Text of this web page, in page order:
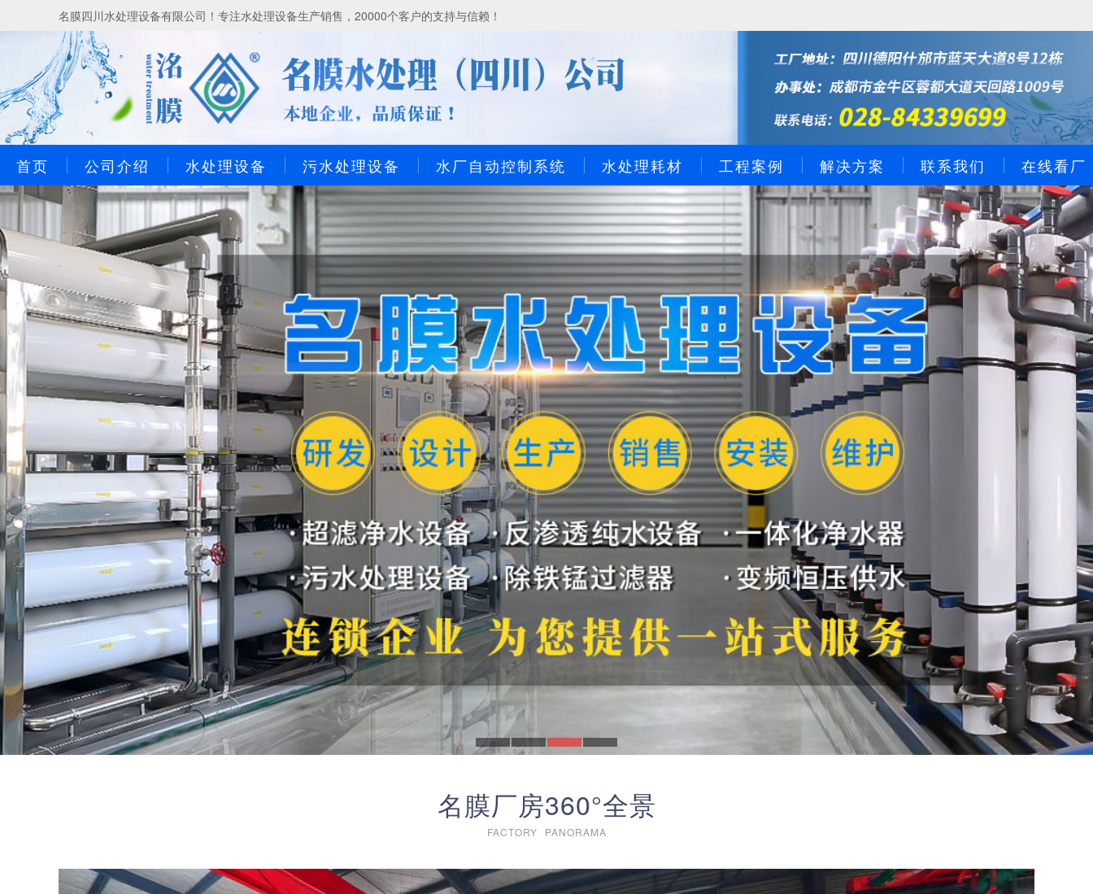
名膜四川水处理设备有限公司！专注水处理设备生产销售，20000个客户的支持与信赖！
首页 公司介绍 水处理设备 污水处理设备 水厂自动控制系统 水处理耗材 工程案例 解决方案 联系我们 在线看厂
名膜厂房360°全景
FACTORY PANORAMA